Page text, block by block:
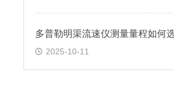
2025-10-11